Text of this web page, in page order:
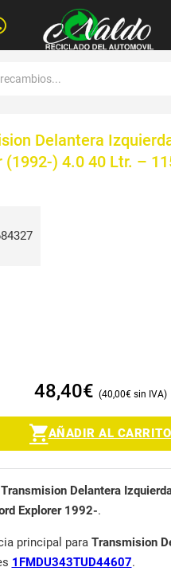
Delantera
(1992-) 4.0 40 Ltr. –
48,40€ 40,00€
AÑADIR AL CARRITO
Transmision Delantera
Explorer 1992-.
principal para Transmision
1FMDU343TUD44607.